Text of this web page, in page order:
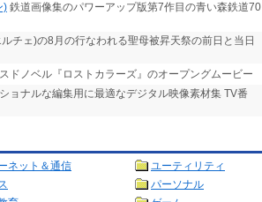
) 鉄道画像集のパワーアップ版第7作目の青い森鉄道70
チェ)の8月の行なわれる聖母被昇天祭の前日と当日
ドノベル『ロストカラーズ』のオープングムービー
ョナルな編集用に最適なデジタル映像素材集 TV番
ネット＆通信
ユーティリティ
パーソナル